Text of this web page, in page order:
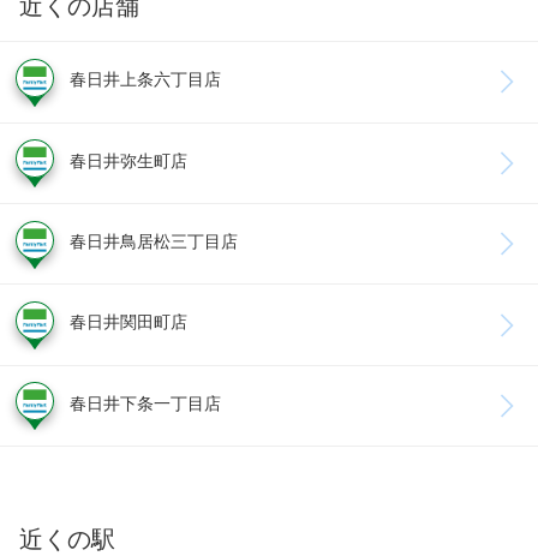
近くの店舗
春日井上条六丁目店
春日井弥生町店
春日井鳥居松三丁目店
春日井関田町店
春日井下条一丁目店
近くの駅